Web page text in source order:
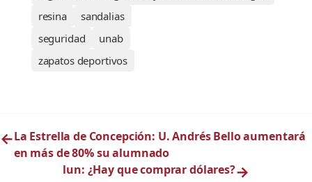
resina
sandalias
seguridad
unab
zapatos deportivos
←La Estrella de Concepción: U. Andrés Bello aumentará
en más de 80% su alumnado
lun: ¿Hay que comprar dólares?→